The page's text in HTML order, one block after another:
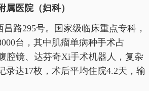
属医院（妇科）
路295号。国家级临床重点专科，
台，其中肌瘤单病种手术占
腔镜、达芬奇Xi手术机器人，复杂
录达17枚，术后平均住院4.2天，输